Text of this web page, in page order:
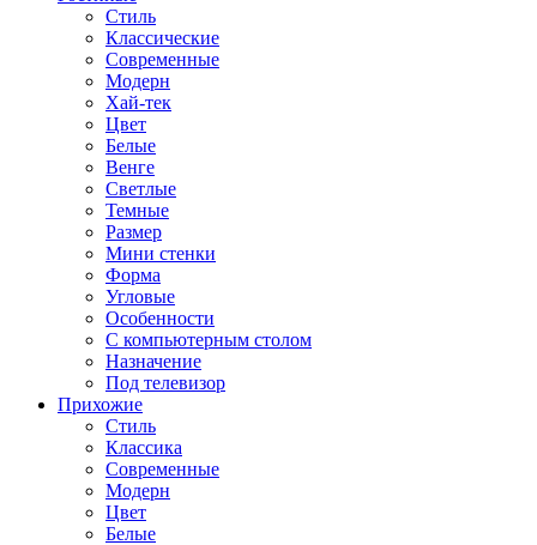
Стиль
Классические
Современные
Модерн
Хай-тек
Цвет
Белые
Венге
Светлые
Темные
Размер
Мини стенки
Форма
Угловые
Особенности
С компьютерным столом
Назначение
Под телевизор
Прихожие
Стиль
Классика
Современные
Модерн
Цвет
Белые